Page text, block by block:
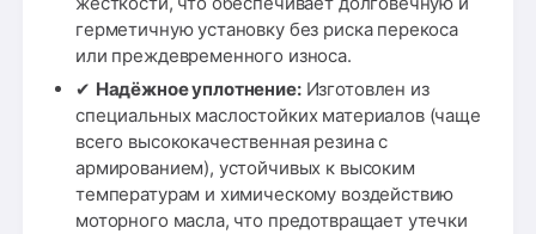
герметичную установку без риска перекоса
или преждевременного износа.
✔ Надёжное уплотнение:Изготовлен из
специальных маслостойких материалов (чаще
всего высококачественная резина с
армированием), устойчивых к высоким
температурам и химическому воздействию
моторного масла, что предотвращает утечки